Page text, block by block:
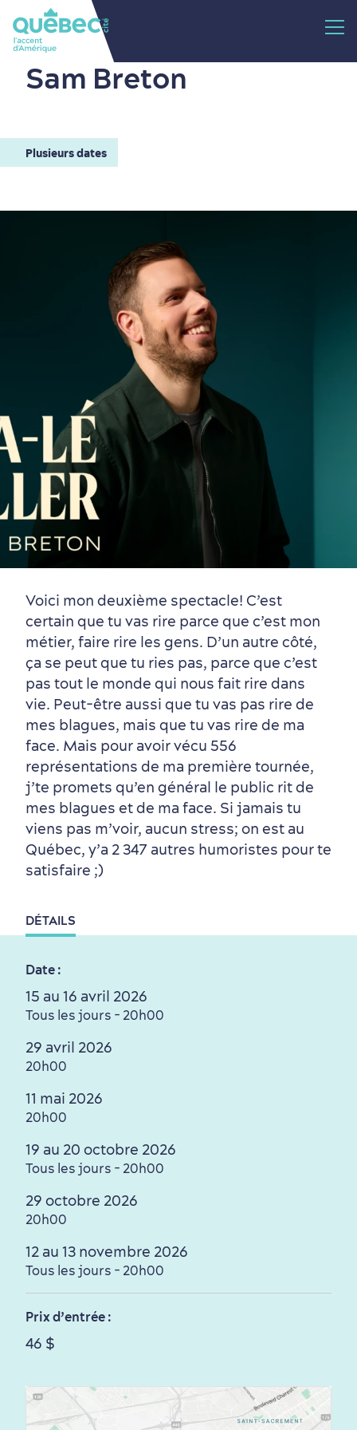
Vieux-Québec
Quartiers centraux
Autour du centre-ville
Première visite
Incontournables
Quoi faire en août
Activités en été
Histoire vivante
7 expériences gourmandes
Produits locaux
dans le Vieux-Québec
en amoureux
au petit-déjeuner
Où dormir?
Vieux-Québec
Hôtels écologiques
Forfaits et rabais
Itinéraires
Magazine Québec cité
Croisières internationales
Sam Breton
Plusieurs dates
Voici mon deuxième spectacle! C’est
certain que tu vas rire parce que c’est mon
métier, faire rire les gens. D’un autre côté,
ça se peut que tu ries pas, parce que c’est
pas tout le monde qui nous fait rire dans
vie. Peut-être aussi que tu vas pas rire de
mes blagues, mais que tu vas rire de ma
face. Mais pour avoir vécu 556
représentations de ma première tournée,
j’te promets qu’en général le public rit de
mes blagues et de ma face. Si jamais tu
viens pas m’voir, aucun stress; on est au
Québec, y’a 2 347 autres humoristes pour te
satisfaire ;)
DÉTAILS
Date :
15 au 16 avril 2026
Tous les jours - 20h00
29 avril 2026
20h00
11 mai 2026
20h00
19 au 20 octobre 2026
Tous les jours - 20h00
29 octobre 2026
20h00
12 au 13 novembre 2026
Tous les jours - 20h00
Prix d’entrée :
46 $